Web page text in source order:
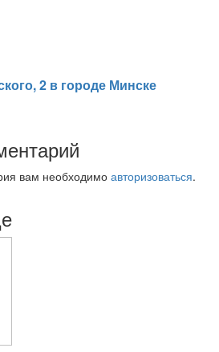
2 в городе Минске
вам необходимо авторизоваться.